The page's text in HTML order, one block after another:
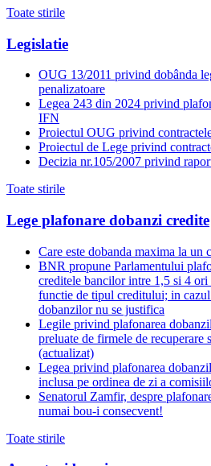
Toate stirile
Legislatie
OUG 13/2011 privind dobânda
penalizatoare
Legea 243 din 2024 privind
IFN
Proiectul OUG privind
Proiectul de Lege privind
Decizia nr.105/2007 privind
Toate stirile
Lege plafonare dobanzi credite
Care este dobanda maxima la un
BNR propune Parlamentului
creditele bancilor intre 1,5 si 4
functie de tipul creditului; in
dobanzilor nu se justifica
Legile privind plafonarea
preluate de firmele de recuperare
(actualizat)
Legea privind plafonarea
inclusa pe ordinea de zi a
Senatorul Zamfir, despre
numai bou-i consecvent!
Toate stirile